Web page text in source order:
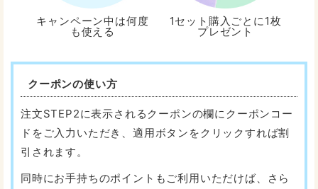
キャンペーン中は何度
も使える
1セット購入ごとに1枚
プレゼント
クーポンの使い方
注文STEP2に表示されるクーポンの欄にクーポンコー
ドをご入力いただき、適用ボタンをクリックすれば割
引されます。
同時にお手持ちのポイントもご利用いただけば、さら